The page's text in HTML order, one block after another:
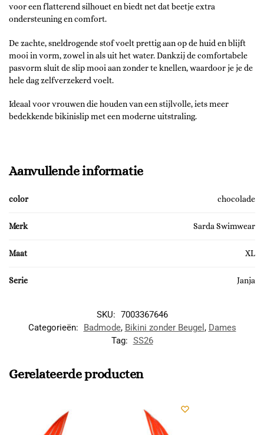
voor een flatterend silhouet en biedt net dat beetje extra
ondersteuning en comfort.
De zachte, sneldrogende stof voelt prettig aan op de huid en blijft
mooi in vorm, zowel in als uit het water. Dankzij de comfortabele
pasvorm sluit de slip mooi aan zonder te knellen, waardoor je je de
hele dag zelfverzekerd voelt.
Ideaal voor vrouwen die houden van een stijlvolle, iets meer
bedekkende bikinislip met een moderne uitstraling.
Aanvullende informatie
color chocolade
Merk Sarda Swimwear
Maat XL
Serie Janja
SKU: 7003367646
Categorieën:
Badmode, Bikini zonder Beugel , Dames
Tag: SS26
Gerelateerde producten